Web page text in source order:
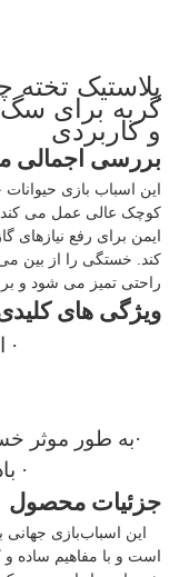
پلاستیک
گربه برای
و کاربردی
بررسی اجمالی
این اسباب بازی
کوچک عالی عمل می کند.
ایمن برای رفع نیازهای
کند. خستگی را از بین
راحتی تمیز می شود و
ویژگی های
·
·به طور موثر
·
جزئیات محصول
این اسباب‌بازی
است و با مفاهیم ساده